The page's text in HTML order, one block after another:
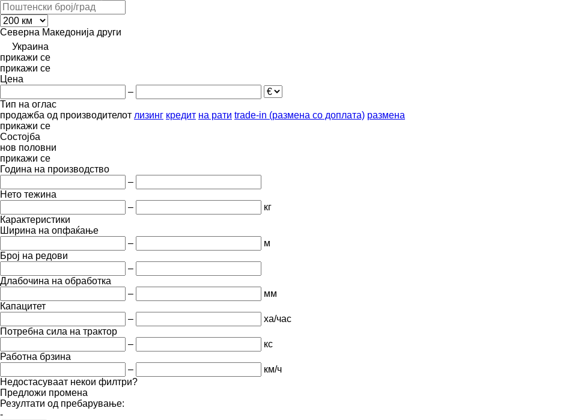
Северна Македонија други
Украина
прикажи се
прикажи се
Цена
–
Тип на оглас
продажба од производителот лизинг кредит на рати trade-in (размена со доплата) размена
прикажи се
Состојба
нов половни
прикажи се
Година на производство
–
Нето тежина
–
кг
Карактеристики
Ширина на опфаќање
–
м
Број на редови
–
Длабочина на обработка
–
мм
Капацитет
–
ха/час
Потребна сила на трактор
–
кс
Работна брзина
–
км/ч
Недостасуваат некои филтри?
Предложи промена
Резултати од пребарување:
-